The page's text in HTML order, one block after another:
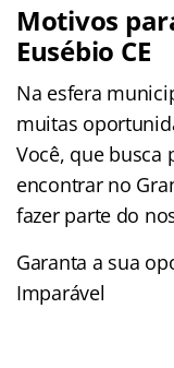
Motivos
Eusébio CE
Na esfera
muitas
Você, que busca
encontrar no
fazer parte do
Garanta a sua
Imparável